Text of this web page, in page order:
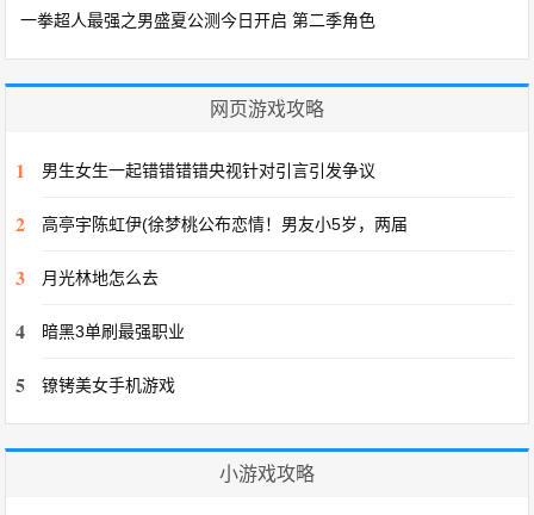
一拳超人最强之男盛夏公测今日开启 第二季角色
网页游戏攻略
1 男生女生一起错错错错央视针对引言引发争议
2 高亭宇陈虹伊(徐梦桃公布恋情！男友小5岁，两届
3 月光林地怎么去
4 暗黑3单刷最强职业
5 镣铐美女手机游戏
小游戏攻略